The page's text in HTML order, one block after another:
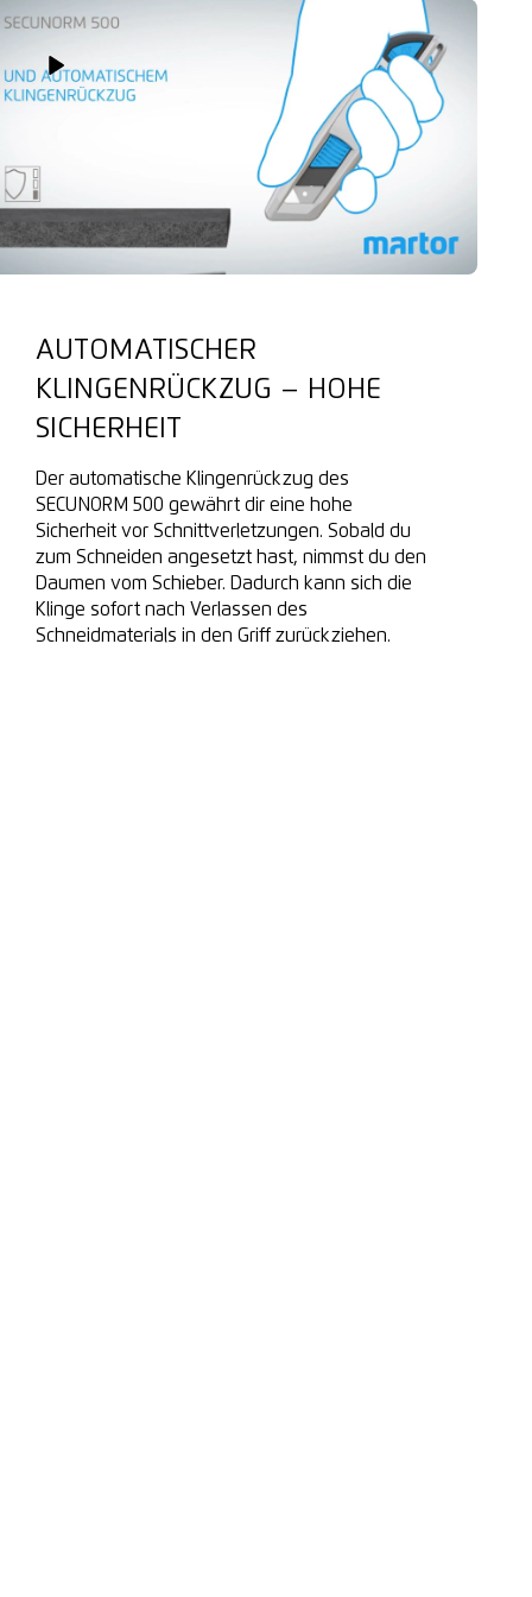
AUTOMATISCHER
KLINGENRÜCKZUG – HOHE
SICHERHEIT
Der automatische Klingenrückzug des
SECUNORM 500 gewährt dir eine hohe
Sicherheit vor Schnittverletzungen. Sobald du
zum Schneiden angesetzt hast, nimmst du den
Daumen vom Schieber. Dadurch kann sich die
Klinge sofort nach Verlassen des
Schneidmaterials in den Griff zurückziehen.
Play Video